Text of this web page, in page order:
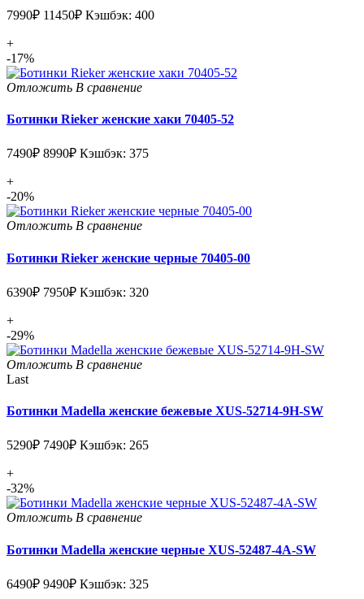
7990₽ 11450₽ Кэшбэк: 400
+
-17%
Отложить В сравнение
Ботинки Rieker женские хаки 70405-52
7490₽ 8990₽ Кэшбэк: 375
+
-20%
Отложить В сравнение
Ботинки Rieker женские черные 70405-00
6390₽ 7950₽ Кэшбэк: 320
+
-29%
Отложить В сравнение
Last
Ботинки Madella женские бежевые XUS-52714-9H-SW
5290₽ 7490₽ Кэшбэк: 265
+
-32%
Отложить В сравнение
Ботинки Madella женские черные XUS-52487-4A-SW
6490₽ 9490₽ Кэшбэк: 325